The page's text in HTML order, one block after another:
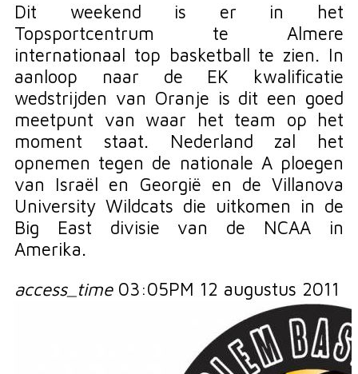
Dit weekend is er in het
Topsportcentrum te Almere
internationaal top basketball te zien. In
aanloop naar de EK kwalificatie
wedstrijden van Oranje is dit een goed
meetpunt van waar het team op het
moment staat. Nederland zal het
opnemen tegen de nationale A ploegen
van Israël en Georgië en de Villanova
University Wildcats die uitkomen in de
Big East divisie van de NCAA in
Amerika.
access_time 03:05PM 12 augustus 2011